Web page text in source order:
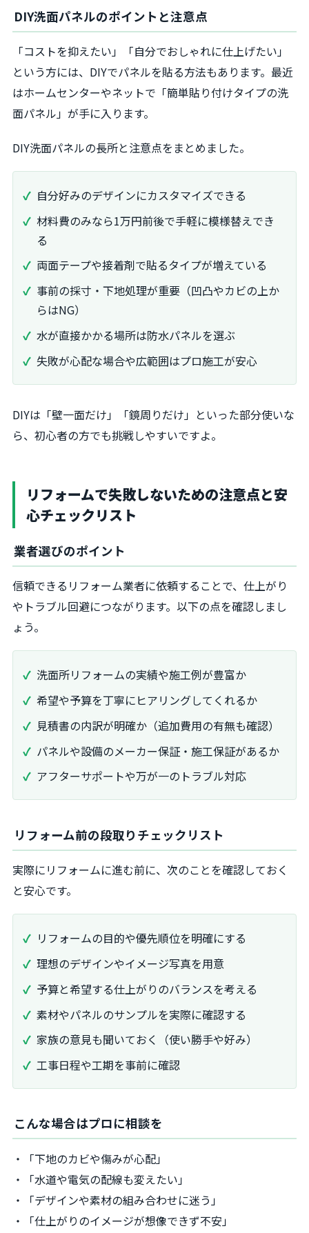
DIY洗面パネルのポイントと注意点
「コストを抑えたい」「自分でおしゃれに仕上げたい」
という方には、DIYでパネルを貼る方法もあります。最近
はホームセンターやネットで「簡単貼り付けタイプの洗
面パネル」が手に入ります。
DIY洗面パネルの長所と注意点をまとめました。
自分好みのデザインにカスタマイズできる
材料費のみなら1万円前後で手軽に模様替えでき
る
両面テープや接着剤で貼るタイプが増えている
事前の採寸・下地処理が重要（凹凸やカビの上か
らはNG）
水が直接かかる場所は防水パネルを選ぶ
失敗が心配な場合や広範囲はプロ施工が安心
DIYは「壁一面だけ」「鏡周りだけ」といった部分使いな
ら、初心者の方でも挑戦しやすいですよ。
リフォームで失敗しないための注意点と安
心チェックリスト
業者選びのポイント
信頼できるリフォーム業者に依頼することで、仕上がり
やトラブル回避につながります。以下の点を確認しまし
ょう。
洗面所リフォームの実績や施工例が豊富か
希望や予算を丁寧にヒアリングしてくれるか
見積書の内訳が明確か（追加費用の有無も確認）
パネルや設備のメーカー保証・施工保証があるか
アフターサポートや万が一のトラブル対応
リフォーム前の段取りチェックリスト
実際にリフォームに進む前に、次のことを確認しておく
と安心です。
リフォームの目的や優先順位を明確にする
理想のデザインやイメージ写真を用意
予算と希望する仕上がりのバランスを考える
素材やパネルのサンプルを実際に確認する
家族の意見も聞いておく（使い勝手や好み）
工事日程や工期を事前に確認
こんな場合はプロに相談を
・「下地のカビや傷みが心配」
・「水道や電気の配線も変えたい」
・「デザインや素材の組み合わせに迷う」
・「仕上がりのイメージが想像できず不安」